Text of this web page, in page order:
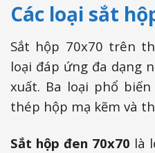
Các loại sắt
Sắt hộp 70x70 trên
loại đáp ứng đa dạng
xuất. Ba loại phổ
thép hộp mạ kẽm và
Sắt hộp đen 70x70 là